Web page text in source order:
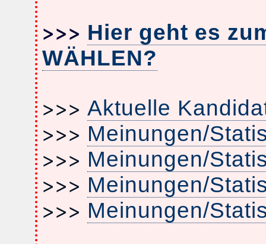
>>> Hier geht es
WÄHLEN?
>>> Aktuelle
>>> Meinungen/
>>> Meinungen/
>>> Meinungen/
>>> Meinungen/